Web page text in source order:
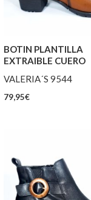
BOTIN PLANTILLA
EXTRAIBLE CUERO
VALERIA´S 9544
79,95€